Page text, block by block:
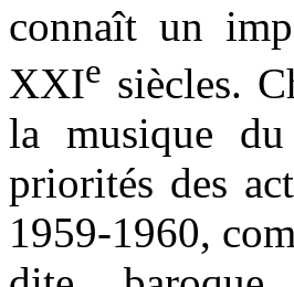
connaît un
XXIe siècles.
la musique
priorités des
1959-1960,